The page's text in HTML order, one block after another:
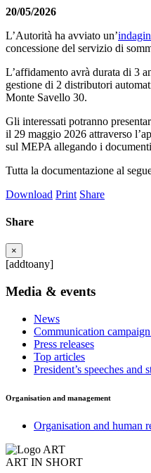
20/05/2026
L’Autorità ha avviato un’
concessione del servizio di
L’affidamento avrà durata di 3
gestione di 2 distributori
Monte Savello 30.
Gli interessati potranno
il 29 maggio 2026 attraverso
sul MEPA allegando i
Tutta la documentazione al
Download Print Share
Share
×
[addtoany]
Media & events
News
Communication campaign
Press releases
Top articles
President’s speeches and
Organisation and management
Organisation and human
ART IN SHORT